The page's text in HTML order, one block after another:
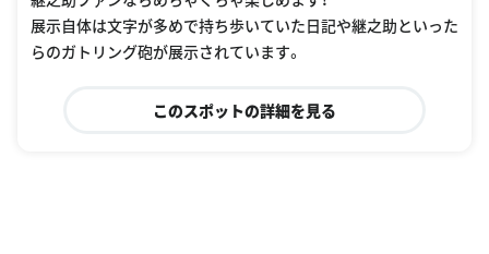
展示自体は文字が多めで持ち歩いていた日記や継之助といった
らのガトリング砲が展示されています。
このスポットの詳細を見る